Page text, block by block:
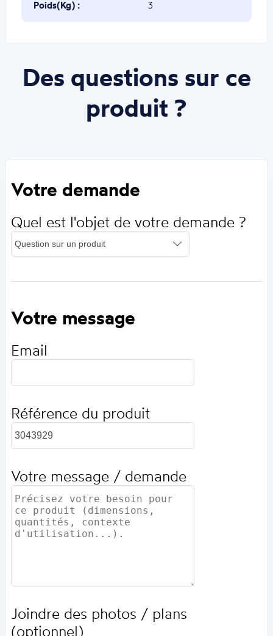
chape(mm) :
Poids(Kg) : 3
Des questions sur ce
produit ?
Votre demande
Quel est l'objet de votre demande ?
Votre message
Email
Référence du produit
Votre message / demande
Joindre des photos / plans
(optionnel)